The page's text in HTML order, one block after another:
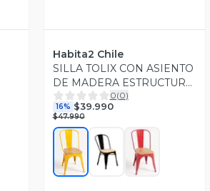
Habita2 Chile
SILLA TOLIX CON ASIENTO
DE MADERA ESTRUCTURA
METALICA 0(0)
16% $39.990
$47.990